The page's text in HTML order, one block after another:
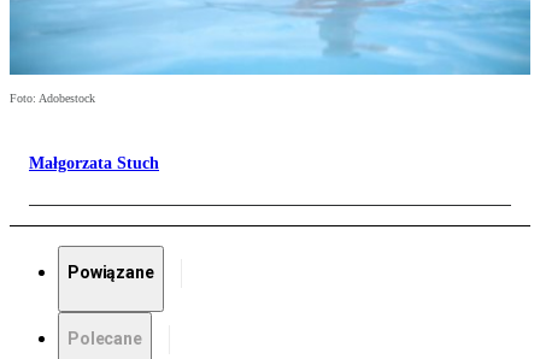
Foto: Adobestock
Małgorzata Stuch
Powiązane
Polecane